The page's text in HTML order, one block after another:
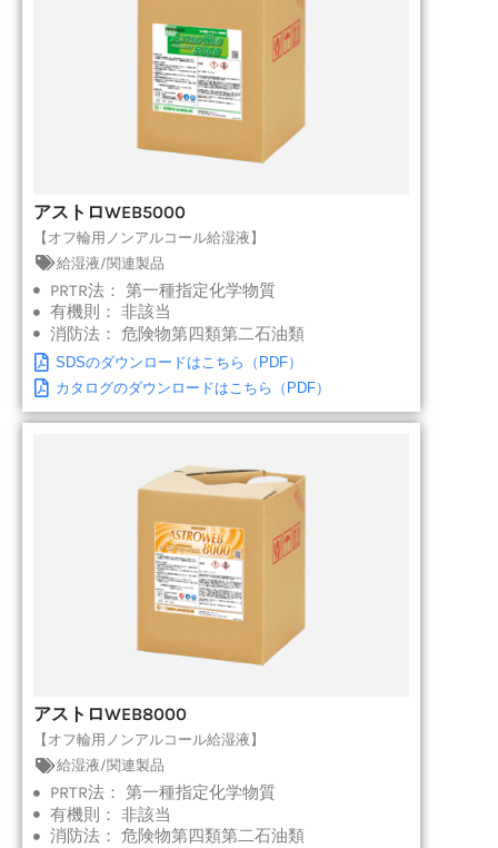
アストロWEB5000
【オフ輪用ノンアルコール給湿液】
給湿液/関連製品
PRTR法： 第一種指定化学物質
有機則： 非該当
消防法： 危険物第四類第二石油類
SDSのダウンロードはこちら（PDF）
カタログのダウンロードはこちら（PDF）
アストロWEB8000
【オフ輪用ノンアルコール給湿液】
給湿液/関連製品
PRTR法： 第一種指定化学物質
有機則： 非該当
消防法： 危険物第四類第二石油類